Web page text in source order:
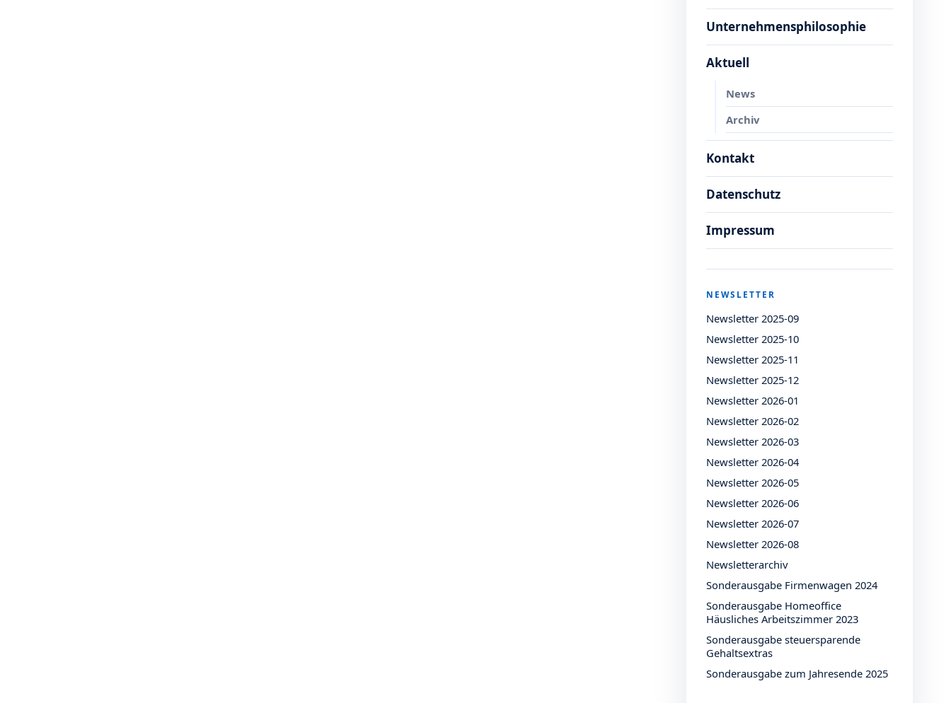
Unternehmensphilosophie
Aktuell
News
Archiv
Kontakt
Datenschutz
Impressum
NEWSLETTER
Newsletter 2025-09
Newsletter 2025-10
Newsletter 2025-11
Newsletter 2025-12
Newsletter 2026-01
Newsletter 2026-02
Newsletter 2026-03
Newsletter 2026-04
Newsletter 2026-05
Newsletter 2026-06
Newsletter 2026-07
Newsletter 2026-08
Newsletterarchiv
Sonderausgabe Firmenwagen 2024
Sonderausgabe Homeoffice
Häusliches Arbeitszimmer 2023
Sonderausgabe steuersparende
Gehaltsextras
Sonderausgabe zum Jahresende 2025